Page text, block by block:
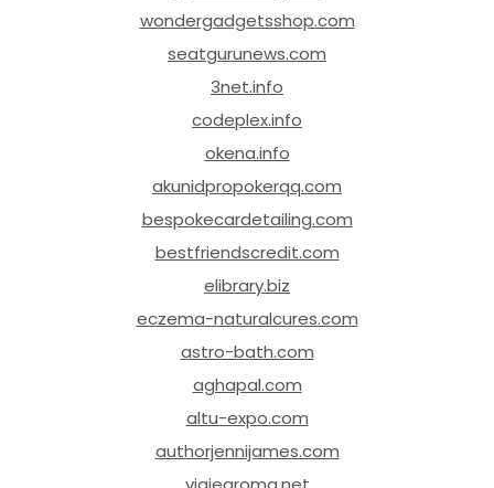
wondergadgetsshop.com
seatgurunews.com
3net.info
codeplex.info
okena.info
akunidpropokerqq.com
bespokecardetailing.com
bestfriendscredit.com
elibrary.biz
eczema-naturalcures.com
astro-bath.com
aghapal.com
altu-expo.com
authorjennijames.com